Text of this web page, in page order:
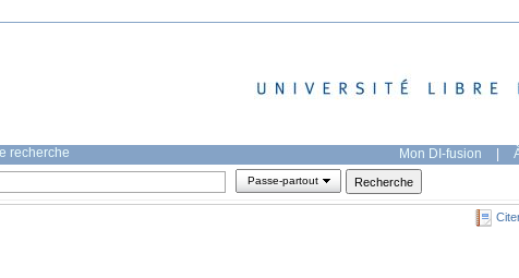
recherche Mon DI-fusion |
Passe-partout